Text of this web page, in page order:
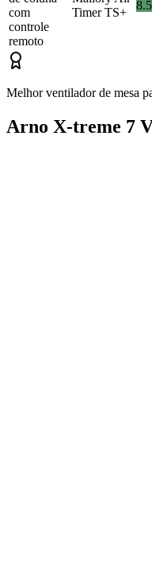
com
controle
remoto
Timer TS+
Melhor ventilador de mesa
Arno X-treme 7